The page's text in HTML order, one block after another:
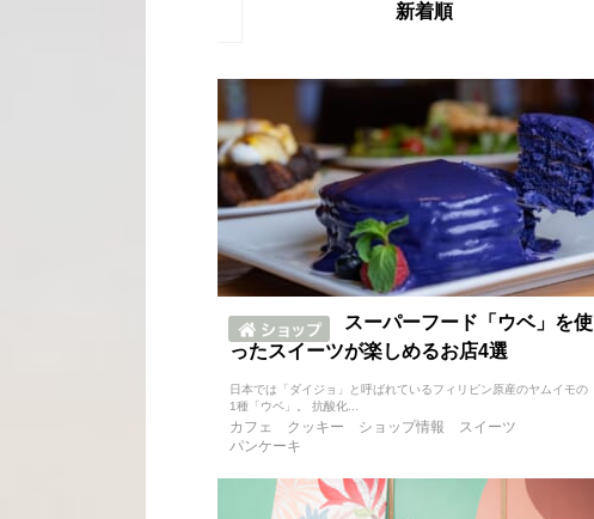
新着順
スーパーフード「ウベ」を使
ったスイーツが楽しめるお店4選
日本では「ダイジョ」と呼ばれているフィリピン原産のヤムイモの
1種「ウベ」。 抗酸化...
カフェ クッキー ショップ情報
スイーツ
パンケーキ